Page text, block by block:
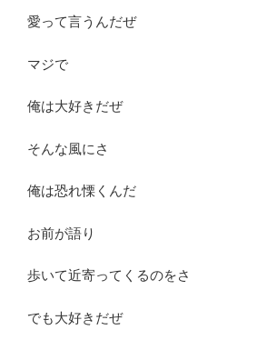
愛って言うんだぜ
マジで
俺は大好きだぜ
そんな風にさ
俺は恐れ慄くんだ
お前が語り
歩いて近寄ってくるのをさ
でも大好きだぜ